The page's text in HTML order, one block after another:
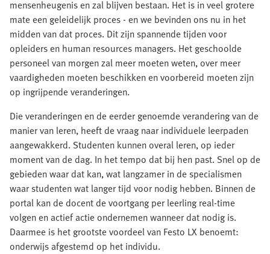
mensenheugenis en zal blijven bestaan. Het is in veel grotere
mate een geleidelijk proces - en we bevinden ons nu in het
midden van dat proces. Dit zijn spannende tijden voor
opleiders en human resources managers. Het geschoolde
personeel van morgen zal meer moeten weten, over meer
vaardigheden moeten beschikken en voorbereid moeten zijn
op ingrijpende veranderingen.
Die veranderingen en de eerder genoemde verandering van de
manier van leren, heeft de vraag naar individuele leerpaden
aangewakkerd. Studenten kunnen overal leren, op ieder
moment van de dag. In het tempo dat bij hen past. Snel op de
gebieden waar dat kan, wat langzamer in de specialismen
waar studenten wat langer tijd voor nodig hebben. Binnen de
portal kan de docent de voortgang per leerling real-time
volgen en actief actie ondernemen wanneer dat nodig is.
Daarmee is het grootste voordeel van Festo LX benoemt:
onderwijs afgestemd op het individu.